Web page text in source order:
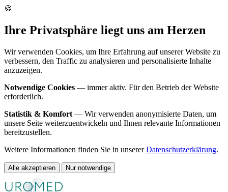
🍪
Ihre Privatsphäre liegt uns am Herzen
Wir verwenden Cookies, um Ihre Erfahrung auf unserer Website zu
verbessern, den Traffic zu analysieren und personalisierte Inhalte
anzuzeigen.
Notwendige Cookies — immer aktiv. Für den Betrieb der Website
erforderlich.
Statistik & Komfort — Wir verwenden anonymisierte Daten, um
unsere Seite weiterzuentwickeln und Ihnen relevante Informationen
bereitzustellen.
Weitere Informationen finden Sie in unsererDatenschutzerklärung.
Alle akzeptieren Nur notwendige